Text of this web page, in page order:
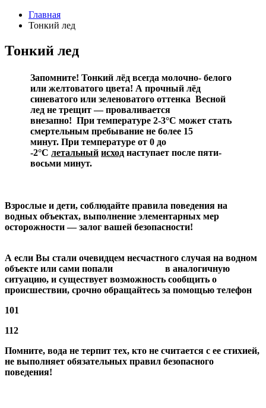
Главная
Тонкий лед
Тонкий лед
Запомните! Тонкий лёд всегда молочно- белого
или желтоватого цвета! А прочный лёд
синеватого или зеленоватого оттенка Весной
лед не трещит — проваливается
внезапно! При температуре 2-3°С может стать
смертельным пребывание не более 15
минут. При температуре от 0 до
-2°С летальный исход наступает после пяти-
восьми минут.
Взрослые и дети, соблюдайте правила поведения на
водных объектах, выполнение элементарных мер
осторожности — залог вашей безопасности!
А если Вы стали очевидцем несчастного случая на водном
объекте или сами попали в аналогичную
ситуацию, и существует возможность сообщить о
происшествии, срочно обращайтесь за помощью телефон
101
112
Помните, вода не терпит тех, кто не считается с ее стихией,
не выполняет обязательных правил безопасного
поведения!